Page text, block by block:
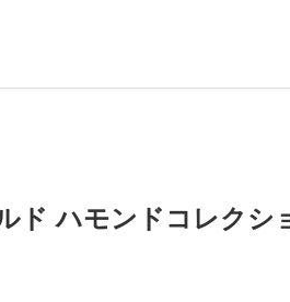
ド ハモンドコレクシ